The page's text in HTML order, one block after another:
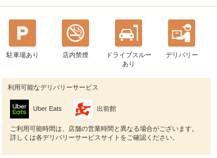
駐車場あり 店内禁煙
ドライブスルー
あり
デリバリー
利用可能なデリバリーサービス
Uber Eats 出前館
ご利用可能時間は、店舗の営業時間と異なる場合がございます。
詳しくは各デリバリーサービスサイトをご確認ください。